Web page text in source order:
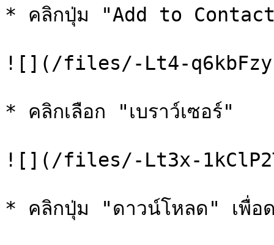
* คลิกปุ่ม "Add to
![](/files/-Lt4-
* คลิกเลือก "เบราว์เซอร์"
![](/files/-Lt3x-
* คลิกปุ่ม "ดาวน์โหลด" เพื่อ